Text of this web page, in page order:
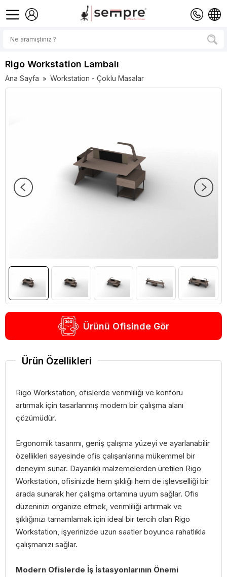
Rigo Workstation Lambalı
Ana Sayfa » Workstation - Çoklu Masalar
Ürünü Ofisinde Gör
Ürün Özellikleri
Rigo Workstation, ofislerde verimliliği ve konforu
artırmak için tasarlanmış modern bir çalışma alanı
çözümüdür.
Ergonomik tasarımı, geniş çalışma yüzeyi ve ayarlanabilir
özellikleri sayesinde ofis çalışanlarına mükemmel bir
deneyim sunar. Dayanıklı malzemelerden üretilen Rigo
Workstation, ofisinizde hem şıklığı hem de işlevselliği bir
arada sunarak her çalışma ortamına uyum sağlar. Ofis
düzeninizi organize etmek, verimliliği artırmak ve
şıklığınızı tamamlamak için ideal bir tercih olan Rigo
Workstation, işyerinizde uzun saatler boyunca rahatlıkla
çalışmanızı sağlar.
Modern Ofislerde İş İstasyonlarının Önemi